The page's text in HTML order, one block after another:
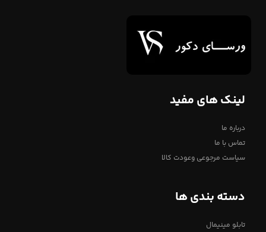
لینک های مفید
درباره ما
تماس با ما
سیاست مرجوعی وعودت کالا
دسته بندی ها
تابلو مینیمال